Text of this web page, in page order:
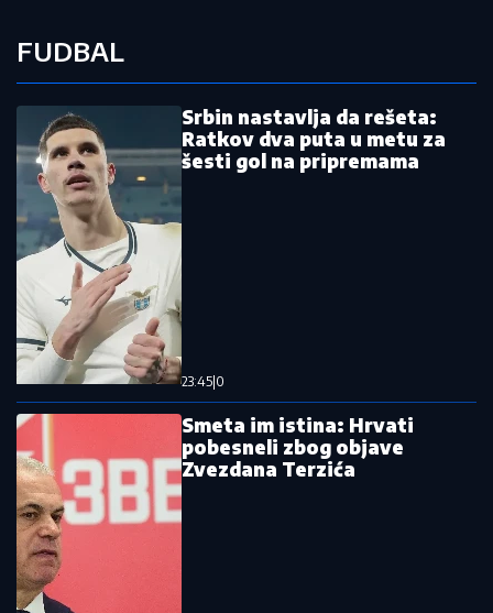
sada je kapiten Zvezde
Humanitarna akcija Zvezde: "Dođi na
stadion protiv Novog Pazara i doniraj
krv"
Za ovo se živi: Salah sleteo, Turci u
nikad većem transu!
Ovo mu je zasmetalo: Dejan Stanković
se zbog jednog pitanja baš naljutio
Zvezda se sprema za spektakl, evo
kada počinje prodaja karata za meč